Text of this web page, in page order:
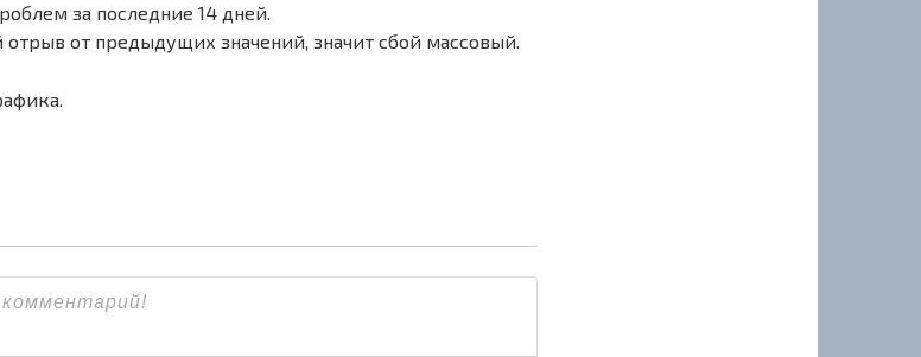
за последние 14 дней.
от предыдущих значений, значит сбой массовый.